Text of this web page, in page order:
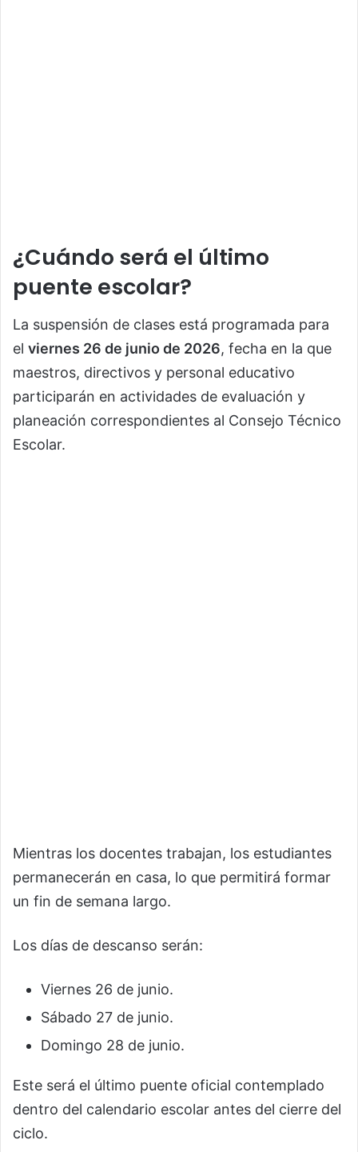
¿Cuándo será el último
puente escolar?
La suspensión de clases está programada para
el viernes 26 de junio de 2026, fecha en la que
maestros, directivos y personal educativo
participarán en actividades de evaluación y
planeación correspondientes al Consejo Técnico
Escolar.
Mientras los docentes trabajan, los estudiantes
permanecerán en casa, lo que permitirá formar
un fin de semana largo.
Los días de descanso serán:
Viernes 26 de junio.
Sábado 27 de junio.
Domingo 28 de junio.
Este será el último puente oficial contemplado
dentro del calendario escolar antes del cierre del
ciclo.